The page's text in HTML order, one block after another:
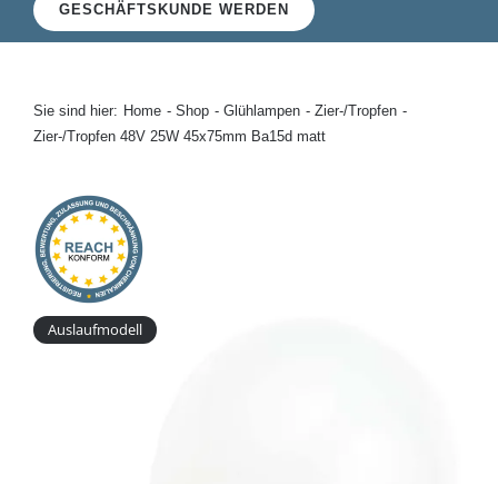
Glühlampen
Kontakt
GESCHÄFTSKUNDE WERDEN
Sie sind hier: Home Shop Glühlampen
Zier-/Tropfen
Zier-/Tropfen 48V 25W 45x75mm Ba15d matt
Auslaufmodell